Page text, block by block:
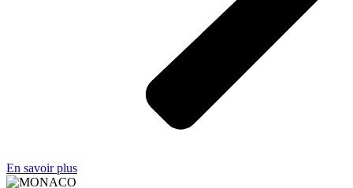
En savoir plus